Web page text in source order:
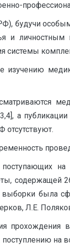
будучи
и
системы
а
отсутствуют.
была
Л.Е.